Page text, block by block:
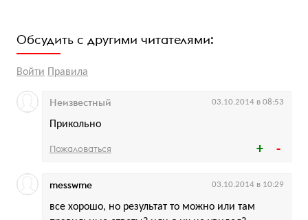
Обсудить с другими читателями:
Войти Правила
Прикольно
Неизвестный 03.10.2014 в 08:53
Пожаловаться
все хорошо, но результат то можно или там
messwme 03.10.2014 в 10:29